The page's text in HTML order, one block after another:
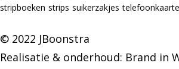
stripboeken strips suikerzakjes
© 2022 JBoonstra
Realisatie & onderhoud: Brand in